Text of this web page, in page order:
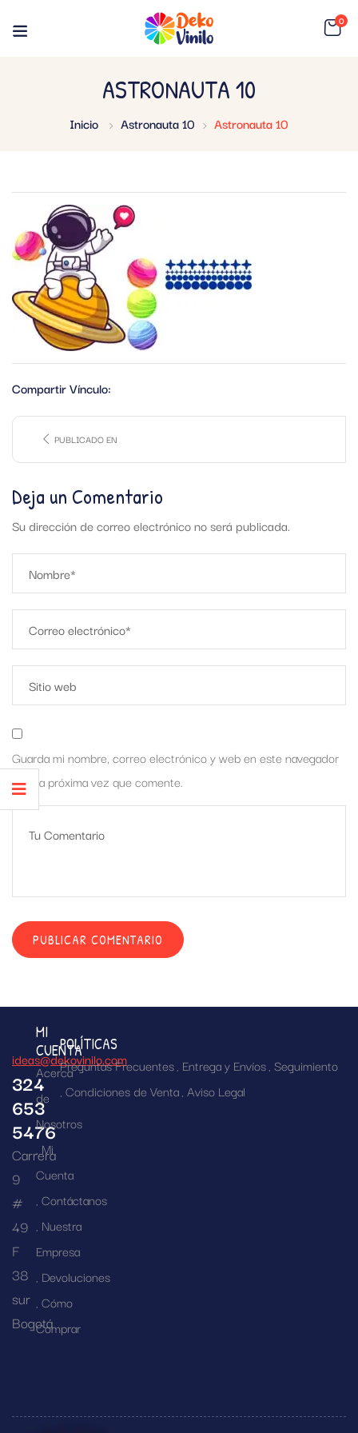
0
ASTRONAUTA 10
Inicio Astronauta 10 Astronauta 10
Compartir Vínculo:
PUBLICADO EN
Deja un Comentario
Su dirección de correo electrónico no será publicada.
Guarda mi nombre, correo electrónico y web en este navegador
para la próxima vez que comente.
ideas@dekovinilo.com
324
653
5476
Carrera
9
#
49
F
38
sur
Bogotá
MI
CUENTA
Acerca
de
Nosotros
Mi
Cuenta
Contáctanos
Nuestra
Empresa
Devoluciones
Cómo
Comprar
POLÍTICAS
Preguntas Frecuentes Entrega y Envíos Seguimiento
Condiciones de Venta Aviso Legal